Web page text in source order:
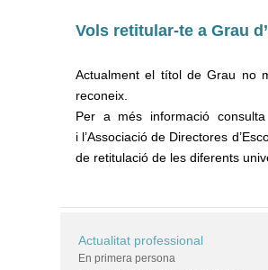
Vols retitular-te a Grau
Actualment el títol de Grau no
reconeix.
Per a més informació consulta
i l’Associació de Directores
de retitulació de les diferents
Actualitat professional
En primera persona